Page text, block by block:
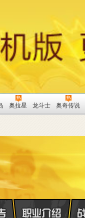
奥拉星 龙斗士 奥奇传说